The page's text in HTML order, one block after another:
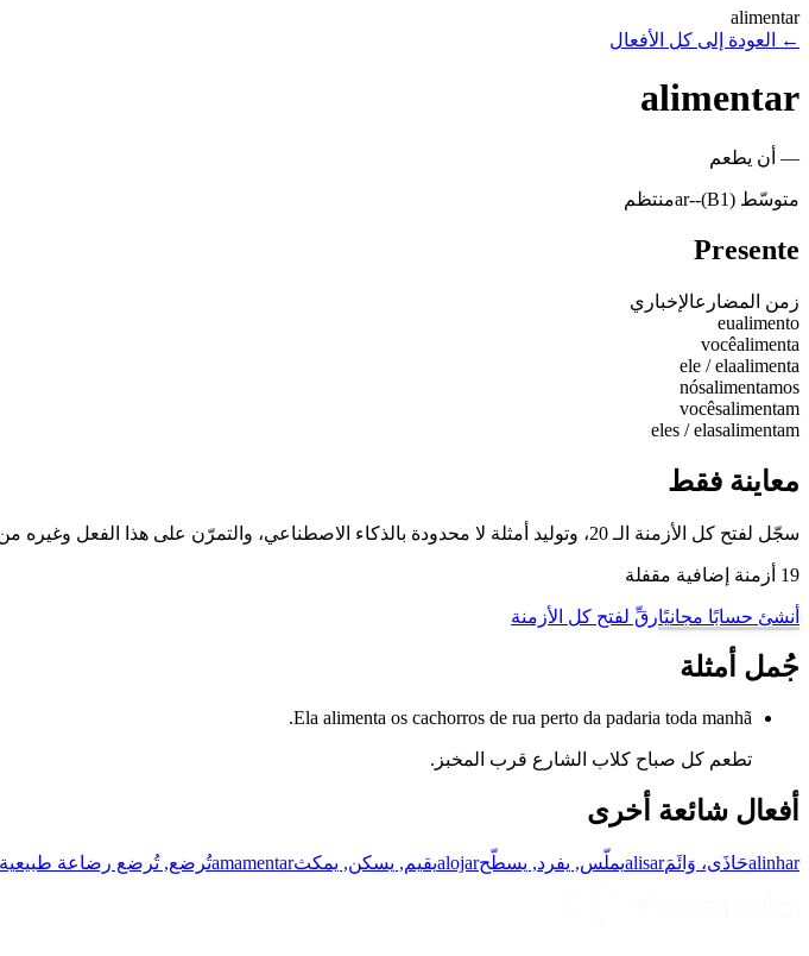
alimentar
←
العودة إلى كل الأفعال
alimentar
— أن يطعم
متوسّط (B1) -
-ar منتظم
Presente
زمن المضارعالإخباري
eualimento
vocêalimenta
ele / elaalimenta
nósalimentamos
vocêsalimentam
eles / elasalimentam
معاينة فقط
سجّل لفتح كل الأزمنة الـ 20، وتوليد أمثلة لا محدودة بالذكاء الاصطناعي، والتمرّن على هذا الفعل وغيره من أفعال البرتغالية البرازيلية مع وضع تدريب تصريف الأفعال لدينا.
19 أزمنة إضافية مقفلة
أنشئ حسابًا مجانيًارقِّ لفتح كل الأزمنة
جُمل أمثلة
Ela alimenta os cachorros de rua perto da padaria toda manhã.
تطعم كل صباح كلاب الشارع قرب المخبز.
أفعال شائعة أخرى
alinharحَاذَى، وَائَمَalisarيملّس, يفرد, يسطّحalojarيقيم, يسكن, يمكثamamentarتُرضع, تُرضع رضاعة طبيعية